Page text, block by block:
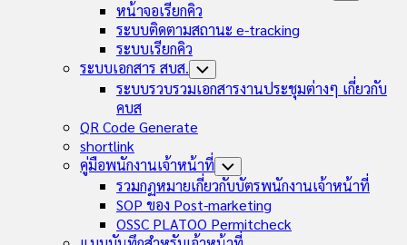
หน้าจอเรียกคิว
ระบบติดตามสถานะ e-tracking
ระบบเรียกคิว
ระบบเอกสาร สบส. Toggle
Child
Menu
ระบบรวบรวมเอกสารงานประชุมต่างๆ เกี่ยวกับ
คบส
QR Code Generate
shortlink
คู่มือพนักงานเจ้าหน้าที่ Toggle
Child
Menu
รวมกฏหมายเกี่ยวกับบัตรพนักงานเจ้าหน้าที่
SOP ของ Post-marketing
OSSC PLATOO Permitcheck